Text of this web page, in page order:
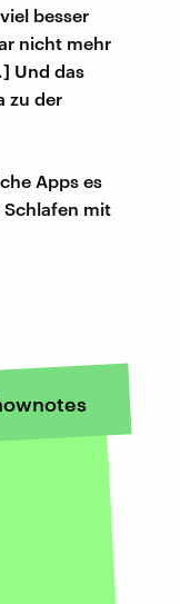
besser
nicht mehr
Und das
zu der
Apps es
mit